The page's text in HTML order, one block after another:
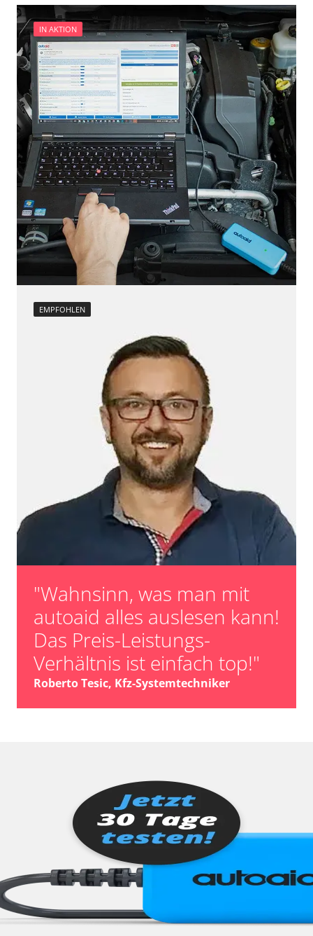
und Konfiguration
IN AKTION
EMPFOHLEN
"Wahnsinn, was man mit
autoaid alles auslesen kann!
Das Preis-Leistungs-
Verhältnis ist einfach top!"
Roberto Tesic, Kfz-Systemtechniker